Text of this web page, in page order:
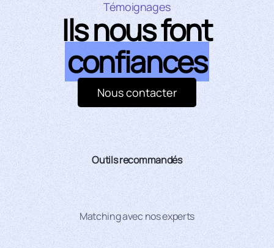
Témoignages
Ils nous font
confiances
Nous contacter
Outils recommandés
Matching avec nos experts